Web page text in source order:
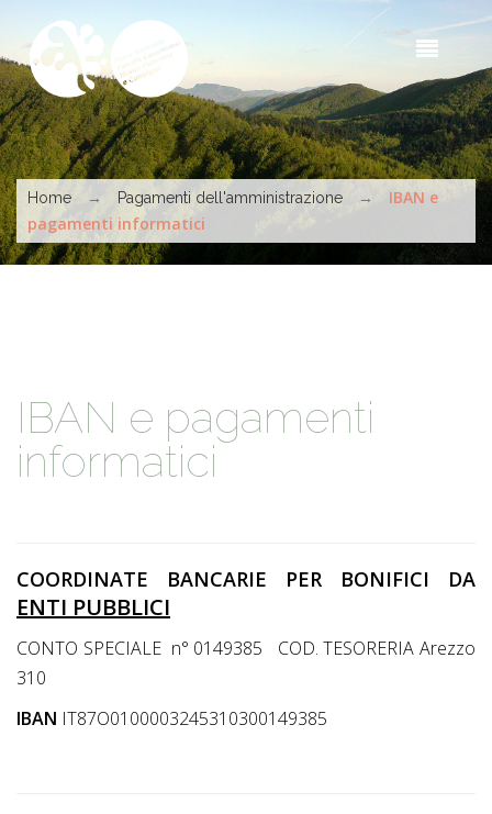
Tu sei qui
Home → Pagamenti dell'amministrazione →
IBAN e
pagamenti informatici
IBAN e pagamenti
informatici
COORDINATE BANCARIE PER BONIFICI DA
ENTI PUBBLICI
CONTO SPECIALE n° 0149385 COD. TESORERIA Arezzo
310
IBAN IT87O0100003245310300149385